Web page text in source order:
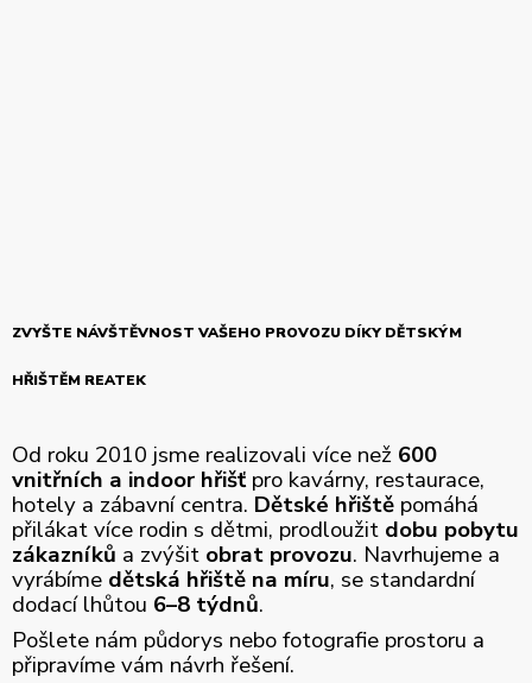
ZVYŠTE NÁVŠTĚVNOST VAŠEHO PROVOZU DÍKY DĚTSKÝM
HŘIŠTĚM REATEK
Od roku 2010 jsme realizovali více než 600
vnitřních a indoor hřišťpro kavárny, restaurace,
hotely a zábavní centra. Dětské hřiště pomáhá
přilákat více rodin s dětmi, prodloužit dobu pobytu
zákazníků a zvýšit obrat provozu. Navrhujeme a
vyrábíme dětská hřiště na míru, se standardní
dodací lhůtou 6–8 týdnů.
Pošlete nám půdorys nebo fotografie prostoru a
připravíme vám návrh řešení.